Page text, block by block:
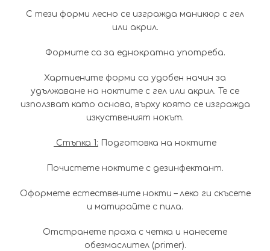
6.14€
С тези форми лесно се изгражда маникюр с гел
или акрил.
Формите са за еднократна употреба.
Хартиените форми са удобен начин за
удължаване на ноктите с гел или акрил. Те се
използват като основа, върху която се изгражда
изкуственият нокът.
Стъпка 1: Подготовка на ноктите
Почистете ноктите с дезинфектант.
Оформете естествените нокти – леко ги скъсете
и матирайте с пила.
Отстранете праха с четка и нанесете
обезмаслител (primer).